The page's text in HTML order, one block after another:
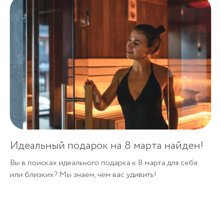
Идеальный подарок на 8 марта найден!
Вы в поисках идеального подарка к 8 марта для себя
или близких? Мы знаем, чем вас удивить!